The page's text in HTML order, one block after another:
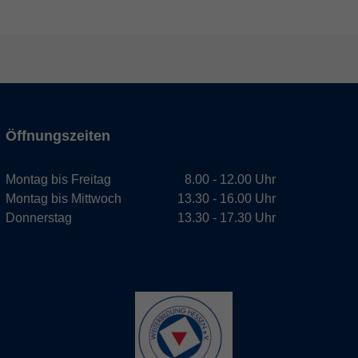
Öffnungszeiten
Montag bis Freitag
Montag bis Mittwoch
Donnerstag
8.00 - 12.00 Uhr
13.30 - 16.00 Uhr
13.30 - 17.30 Uhr